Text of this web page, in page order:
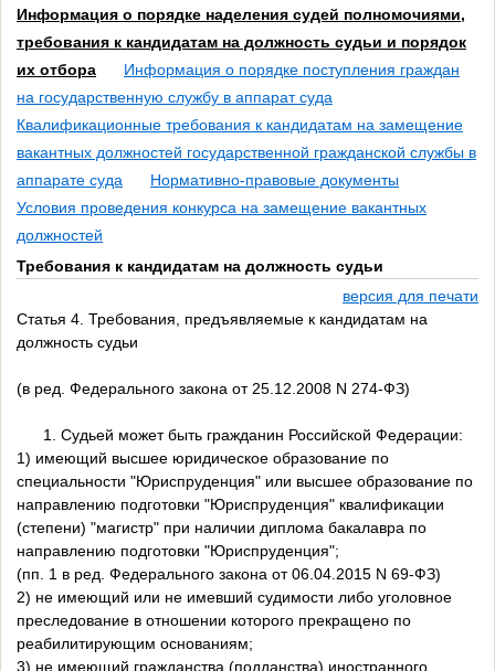
Информация о порядке наделения судей полномочиями,
требования к кандидатам на должность судьи и порядок
их отбора
Информация о порядке поступления граждан
на государственную службу в аппарат суда
Квалификационные требования к кандидатам на замещение
вакантных должностей государственной гражданской службы в
аппарате суда
Нормативно-правовые документы
Условия проведения конкурса на замещение вакантных
должностей
Требования к кандидатам на должность судьи
версия для печати
Статья 4. Требования, предъявляемые к кандидатам на
должность судьи
(в ред. Федерального закона от 25.12.2008 N 274-ФЗ)
1. Судьей может быть гражданин Российской Федерации:
1) имеющий высшее юридическое образование по
специальности "Юриспруденция" или высшее образование по
направлению подготовки "Юриспруденция" квалификации
(степени) "магистр" при наличии диплома бакалавра по
направлению подготовки "Юриспруденция";
(пп. 1 в ред. Федерального закона от 06.04.2015 N 69-ФЗ)
2) не имеющий или не имевший судимости либо уголовное
преследование в отношении которого прекращено по
реабилитирующим основаниям;
3) не имеющий гражданства (подданства) иностранного